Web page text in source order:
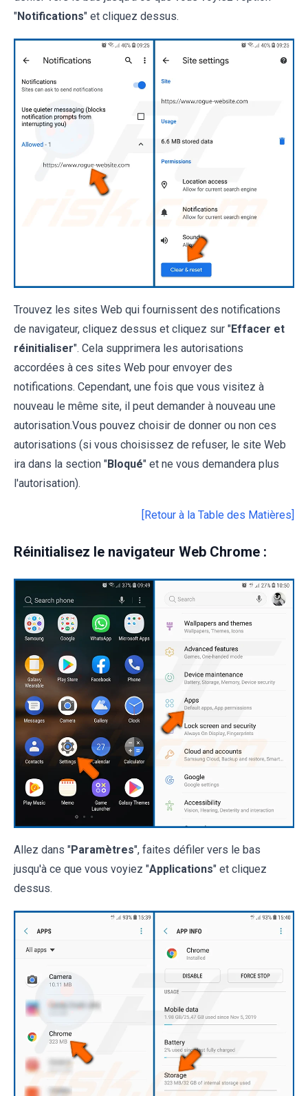
"Notifications" et cliquez dessus.
Trouvez les sites Web qui fournissent des notifications
de navigateur, cliquez dessus et cliquez sur "Effacer et
réinitialiser". Cela supprimera les autorisations
accordées à ces sites Web pour envoyer des
notifications. Cependant, une fois que vous visitez à
nouveau le même site, il peut demander à nouveau une
autorisation.Vous pouvez choisir de donner ou non ces
autorisations (si vous choisissez de refuser, le site Web
ira dans la section "Bloqué" et ne vous demandera plus
l'autorisation).
[Retour à la Table des Matières]
Réinitialisez le navigateur Web Chrome :
Allez dans "Paramètres", faites défiler vers le bas
jusqu'à ce que vous voyiez "Applications" et cliquez
dessus.